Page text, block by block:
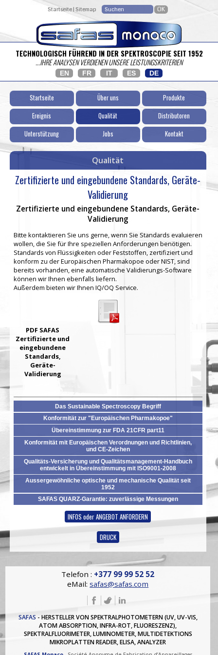
Startseite |Sitemap
TECHNOLOGISCH FÜHREND IN DER SPEKTROSCOPIE SEIT 1952
...IHRE ANALYSEN VERDIENEN UNSERE LEISTUNGSKRITERIEN
EN FR IT ES DE
Startseite Über uns
Produkte
Ereignis
Qualität
Distributoren
Unterstützung
Jobs Kontakt
Qualität
Zertifizierte und eingebundene Standards, Geräte-
Validierung
Zertifizierte und eingebundene Standards, Geräte-
Validierung
Bitte kontaktieren Sie uns gerne, wenn Sie Standards evaluieren
wollen, die Sie für Ihre speziellen Anforderungen benötigen.
Standards von Flüssigkeiten oder Feststoffen, zertifiziert und
konform zu der Europäischen Pharmakopoe oder NIST, sind
bereits vorhanden, eine automatische Validierungs-Software
können wir Ihnen ebenfalls liefern.
Außerdem bieten wir Ihnen IQ/OQ Service.
PDF SAFAS
Zertifizierte und
eingebundene
Standards,
Geräte-
Validierung
Das Sustainable Spectroscopy Begriff
Konformität zur "Europäischen Pharmakopoe"
Übereinstimmung zur FDA 21CFR part11
Konformität mit Europäischen Verordnungen und Richtlinien,
und CE-Zeichen
Qualitäts-Versicherung und Qualitätsmanagement-Handbuch
entwickelt in Übereinstimmung mit ISO9001-2008
Aussergewöhnliche optische und mechanische Qualität seit
1952
SAFAS QUARZ-Garantie: zuverlässige Messungen
INFOS oder ANGEBOT ANFORDERN
DRUCK
Telefon : +377 99 99 52 52
eMail:safas@safas.com
SAFAS - HERSTELLER VON SPEKTRALPHOTOMETERN (UV, UV-VIS,
ATOM ABSORPTION, INFRA-ROT, FLUORESZENZ),
SPEKTRALFLUORIMETER, LUMINOMETER, MULTIDETEKTIONS
MIKROPLATTEN READER, ELISA, ANALYZER